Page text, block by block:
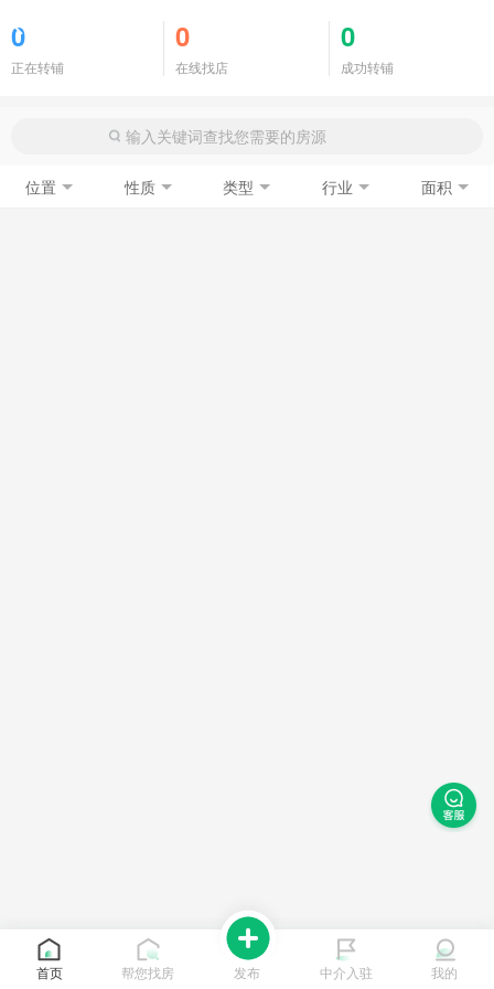
0
正在转铺
0
在线找店
0
成功转铺
位置 性质 类型 行业 面积
首页 帮您找房 发布 中介入驻 我的